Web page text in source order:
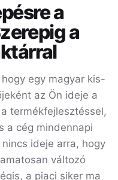
a
a
egy magyar kis-
az Ön ideje a
termékfejlesztéssel,
a cég mindennapi
ideje arra, hogy
változó
a piaci siker ma